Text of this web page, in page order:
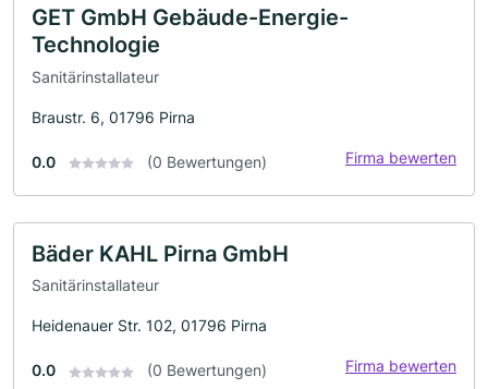
GET GmbH Gebäude-Energie-
Technologie
Sanitärinstallateur
Braustr. 6, 01796 Pirna
0.0 (0 Bewertungen) Firma bewerten
Bäder KAHL Pirna GmbH
Sanitärinstallateur
Heidenauer Str. 102, 01796 Pirna
0.0 (0 Bewertungen) Firma bewerten